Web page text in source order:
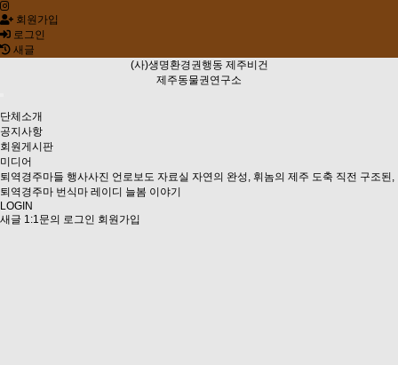
회원가입
로그인
새글
(사)생명환경권행동 제주비건
제주동물권연구소
단체소개
공지사항
회원게시판
미디어
퇴역경주마들 행사사진 언로보도 자료실 자연의 완성, 휘놈의 제주 도축 직전 구조된,
퇴역경주마 번식마 레이디 늘봄 이야기
LOGIN
새글 1:1문의 로그인 회원가입